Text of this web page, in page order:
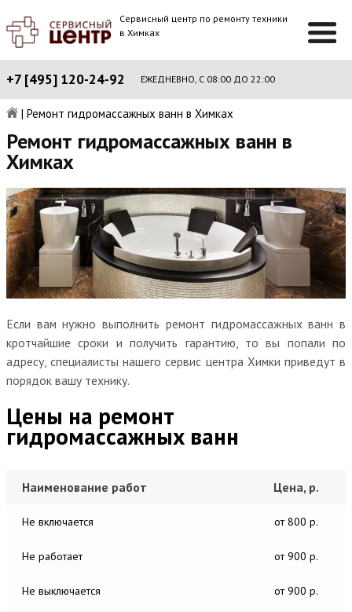
Сервисный центр по ремонту техники
в Химках
+7 [495] 120-24-92 ЕЖЕДНЕВНО, С 08:00 ДО 22:00
| Ремонт гидромассажных ванн в Химках
Ремонт гидромассажных ванн в
Химках
Если вам нужно выполнить ремонт гидромассажных ванн в
кротчайшие сроки и получить гарантию, то вы попали по
адресу, специалисты нашего сервис центра Химки приведут в
порядок вашу технику.
Цены на ремонт
гидромассажных ванн
Наименование работ Цена, р.
Не включается от 800 р.
Не работает от 900 р.
Не выключается от 900 р.